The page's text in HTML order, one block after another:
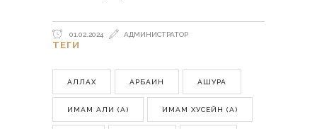
01.02.2024 АДМИНИСТРАТОР
ТЕГИ
АЛЛАХ АРБАИН АШУРА
ИМАМ АЛИ (А) ИМАМ ХУСЕЙН (А)